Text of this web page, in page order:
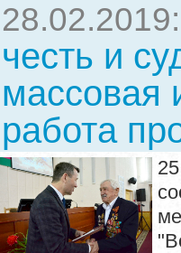
честь и
массовая
работа